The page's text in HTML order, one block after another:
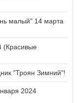
малый" 14 марта
(Красивые
"Троян Зимний"!
2024